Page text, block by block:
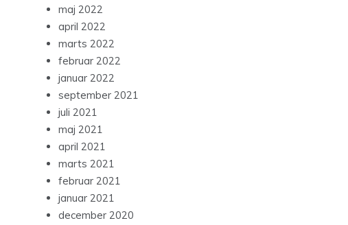
maj 2022
april 2022
marts 2022
februar 2022
januar 2022
september 2021
juli 2021
maj 2021
april 2021
marts 2021
februar 2021
januar 2021
december 2020